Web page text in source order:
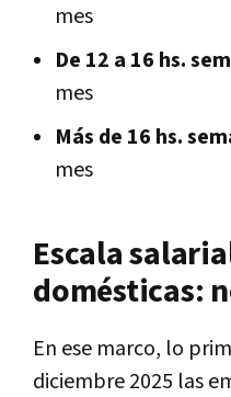
mes
De 12 a 16 hs.
mes
Más de 16 hs.
mes
Escala
domésticas:
En ese marco, lo
diciembre 2025 las